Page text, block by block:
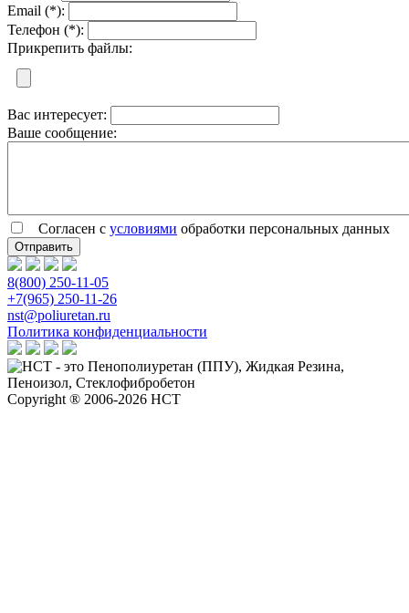
Email (*):
Телефон (*):
Прикрепить файлы:
Вас интересует:
Ваше сообщение:
Согласен с условиями обработки персональных данных
8(800) 250-11-05
+7(965) 250-11-26
nst@poliuretan.ru
Политика конфиденциальности
Copyright ® 2006-2026 НСТ